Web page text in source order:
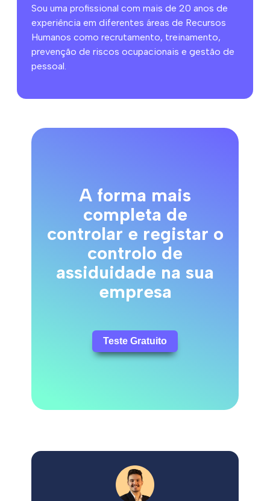
Sou uma profissional com mais de 20 anos de
experiência em diferentes áreas de Recursos
Humanos como recrutamento, treinamento,
prevenção de riscos ocupacionais e gestão de
pessoal.
A forma mais
completa de
controlar e registar o
controlo de
assiduidade na sua
empresa
Teste Gratuito